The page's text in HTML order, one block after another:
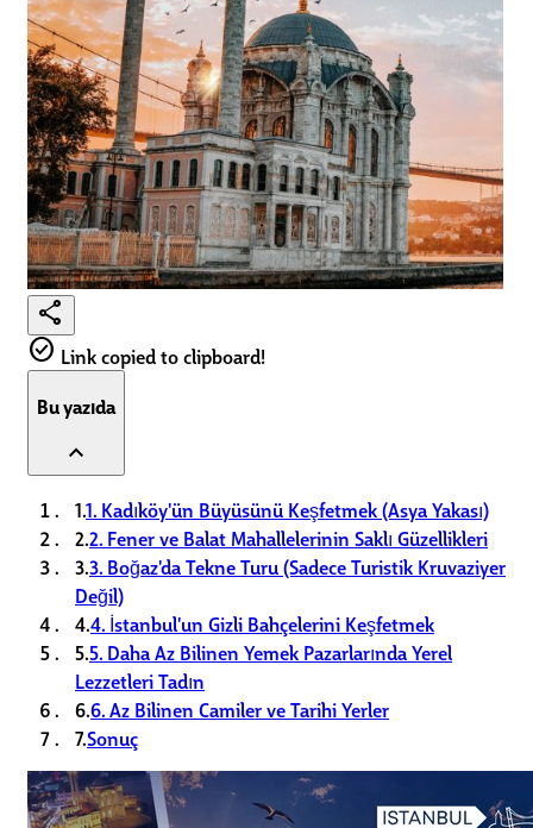
share
check_circle Link copied to clipboard!
Bu yazıda
expand_less
1.1. Kadıköy'ün Büyüsünü Keşfetmek (Asya Yakası)
2.2. Fener ve Balat Mahallelerinin Saklı Güzellikleri
3.3. Boğaz'da Tekne Turu (Sadece Turistik Kruvaziyer
Değil)
4.4. İstanbul'un Gizli Bahçelerini Keşfetmek
5.5. Daha Az Bilinen Yemek Pazarlarında Yerel
Lezzetleri Tadın
6.6. Az Bilinen Camiler ve Tarihi Yerler
7.Sonuç